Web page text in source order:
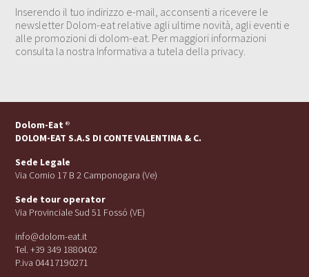
Inserendo il tuo indirizzo e-mail, acconsenti a ricevere le
newsletter Dolom-eat relative agli ultime novità, agli eventi e
alle promozioni di dolom-eat. Per maggiori informazioni
consulta la nostra Informativa a tutela della privacy.
Dolom-Eat ®
DOLOM-EAT S.A.S DI CONTE VALENTINA & C.
Sede Legale
Via Cornio 17 B 2 Camponogara (Ve)
Sede tour operator
Via Provinciale Sud 51 Fossó (VE)
info@dolom-eat.it
Tel. +39 349 1880402
P.iva 04417190271